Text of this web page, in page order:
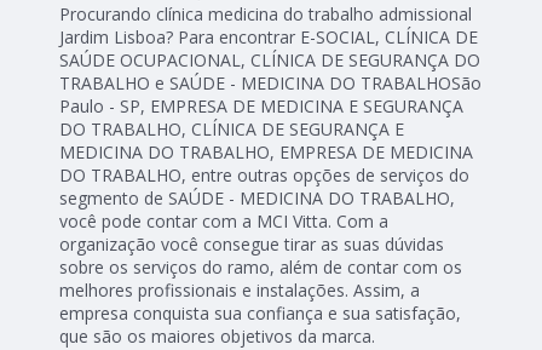
Procurando clínica medicina do trabalho admissional
Jardim Lisboa? Para encontrar E-SOCIAL, CLÍNICA DE
SAÚDE OCUPACIONAL, CLÍNICA DE SEGURANÇA DO
TRABALHO e SAÚDE - MEDICINA DO TRABALHOSão
Paulo - SP, EMPRESA DE MEDICINA E SEGURANÇA
DO TRABALHO, CLÍNICA DE SEGURANÇA E
MEDICINA DO TRABALHO, EMPRESA DE MEDICINA
DO TRABALHO, entre outras opções de serviços do
segmento de SAÚDE - MEDICINA DO TRABALHO,
você pode contar com a MCI Vitta. Com a
organização você consegue tirar as suas dúvidas
sobre os serviços do ramo, além de contar com os
melhores profissionais e instalações. Assim, a
empresa conquista sua confiança e sua satisfação,
que são os maiores objetivos da marca.